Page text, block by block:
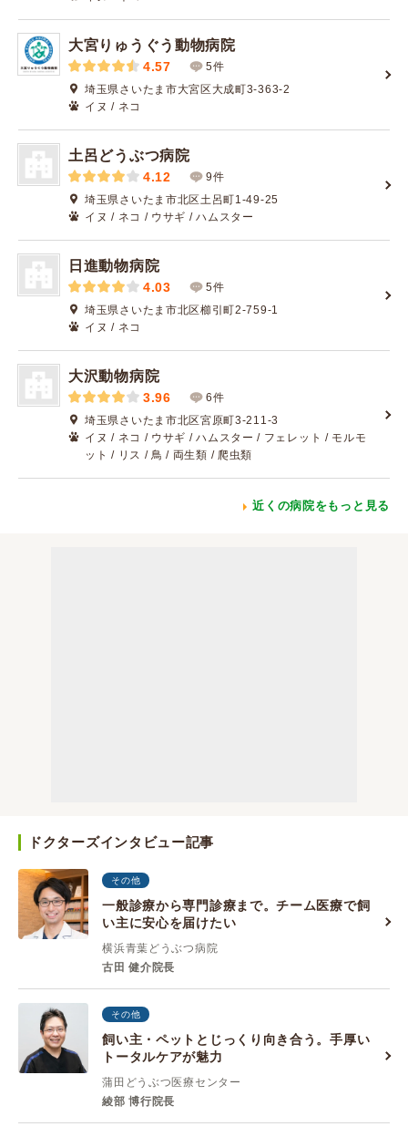
大宮りゅうぐう動物病院
4.57
5件
埼玉県さいたま市大宮区大成町3-363-2
イヌ / ネコ
土呂どうぶつ病院
4.12
9件
埼玉県さいたま市北区土呂町1-49-25
イヌ / ネコ / ウサギ / ハムスター
日進動物病院
4.03
5件
埼玉県さいたま市北区櫛引町2-759-1
イヌ / ネコ
大沢動物病院
3.96
6件
埼玉県さいたま市北区宮原町3-211-3
イヌ / ネコ / ウサギ / ハムスター / フェレット / モルモ
ット / リス / 鳥 / 両生類 / 爬虫類
近くの病院をもっと見る
ドクターズインタビュー記事
その他
一般診療から専門診療まで。チーム医療で飼
い主に安心を届けたい
横浜青葉どうぶつ病院
古田 健介院長
その他
飼い主・ペットとじっくり向き合う。手厚い
トータルケアが魅力
蒲田どうぶつ医療センター
綾部 博行院長